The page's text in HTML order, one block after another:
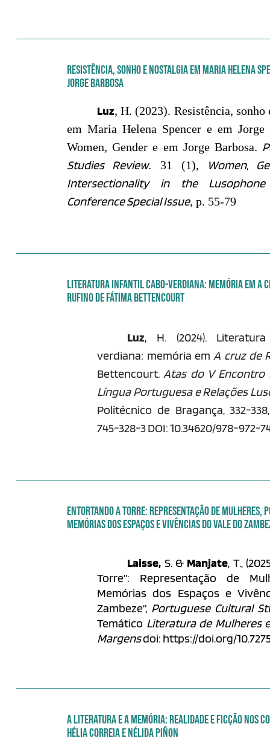
RESISTÊNCIA, SONHO E NOSTALGIA EM MARIA HELENA
JORGE BARBOSA
Luz, H. (2023). Resistência, sonho
em Maria Helena Spencer e em Jorge
Women, Gender e em Jorge Barbosa.
Studies Review. 31 (1),
Women,
Intersectionality in the
Conference Special Issue, p. 55-79
LITERATURA INFANTIL CABO-VERDIANA: MEMÓRIA EM A
RUFINO DE FÁTIMA BETTENCOURT
Luz, H. (2024).
verdiana: memória emA cruz de
Bettencourt.Atas do V Encontro
Língua Portuguesa e Relações
Politécnico de Bragança, 332-
745-328-3 DOI: 10.34620/978-972-
ENTORTANDO A TORRE: REPRESENTAÇÃO DE MULHERES,
MEMÓRIAS DOS ESPAÇOS E VIVÊNCIAS DO VALE DO
Laisse, S. & Manjate, T.,
Torre”: Representação de
Memórias dos Espaços e
Zambeze”, Portuguese Cultural
Temático Literatura de Mulheres
Margensdoi: https://doi.org/
A LITERATURA E A MEMÓRIA: REALIDADE E FICÇÃO NOS
HÉLIA CORREIA E NÉLIDA PIÑON